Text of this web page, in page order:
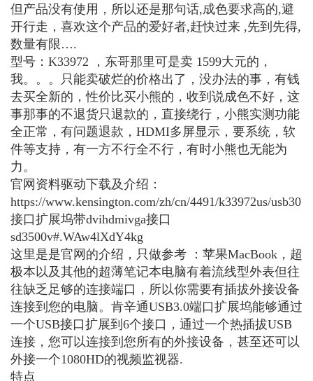
但产品没有使用，所以还是那句话,成色要求高的,避
开行走，喜欢这个产品的爱好者,赶快过来 ,先到先得,
数量有限….
型号：K33972 ，东哥那里可是卖 1599大元的，
我。。。只能卖破烂的价格出了，没办法的事，有钱
去买全新的，性价比买小熊的，收到说成色不好，这
事那事的不退货只退款的，直接绕行，小熊实测功能
全正常，有问题退款，HDMI多屏显示，要系统，软
件等支持，有一方不行全不行，有时小熊也无能为
力。
官网资料驱动下载及介绍：
https://www.kensington.com/zh/cn/4491/k33972us/usb30
接口扩展坞带dvihdmivga接口
sd3500v#.WAw4lXdY4kg
这里是是官网的介绍，只做参考 ：苹果MacBook，超
极本以及其他的超薄笔记本电脑有着流线型外表但往
往缺乏足够的连接端口，所以你需要有插拔外接设备
连接到您的电脑。肯辛通USB3.0端口扩展坞能够通过
一个USB接口扩展到6个接口，通过一个热插拔USB
连接，您可以连接到您所有的外接设备，甚至还可以
外接一个1080HD的视频监视器.
特点